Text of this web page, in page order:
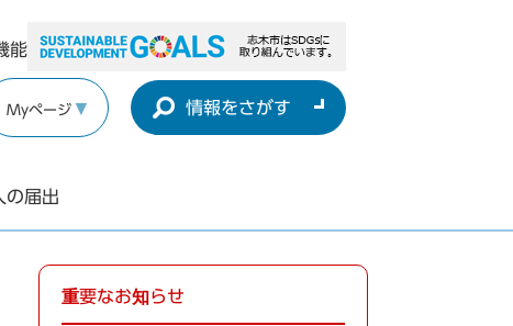
能
Myページ 情報をさがす
の届出
重要なお知らせ